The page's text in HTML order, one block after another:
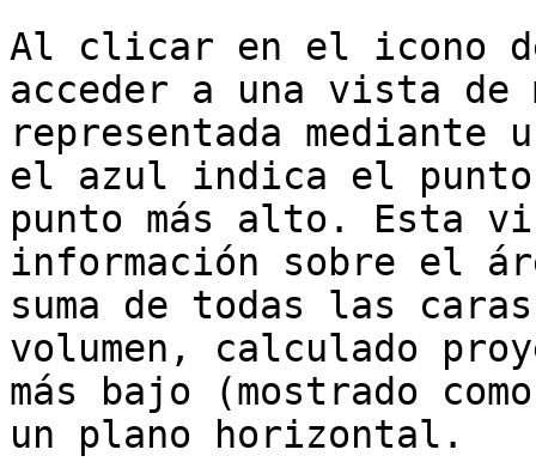
Al clicar en el icono
acceder a una vista
representada mediante
el azul indica el
punto más alto. Esta
información sobre el
suma de todas las
volumen, calculado
más bajo (mostrado
un plano horizontal.